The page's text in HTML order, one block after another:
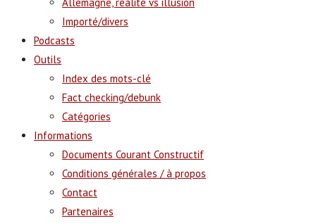
Importé/divers
Podcasts
Outils
Index des mots-clé
Fact checking/debunk
Catégories
Informations
Documents Courant Constructif
Conditions générales / à propos
Contact
Partenaires